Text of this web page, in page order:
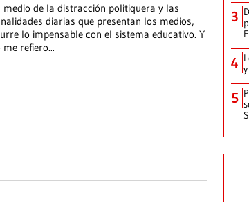
medio de la distracción politiquera y las
diarias que presentan los medios,
lo impensable con el sistema educativo. Y
me refiero...
3
4
5